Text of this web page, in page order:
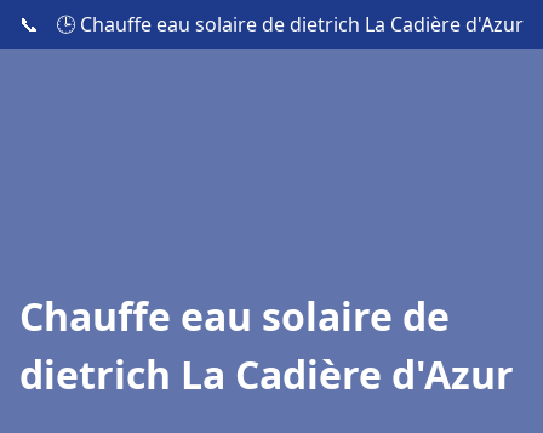
📞 🕒 Chauffe eau solaire de dietrich La Cadière d'Azur
Chauffe eau solaire de
dietrich La Cadière d'Azur